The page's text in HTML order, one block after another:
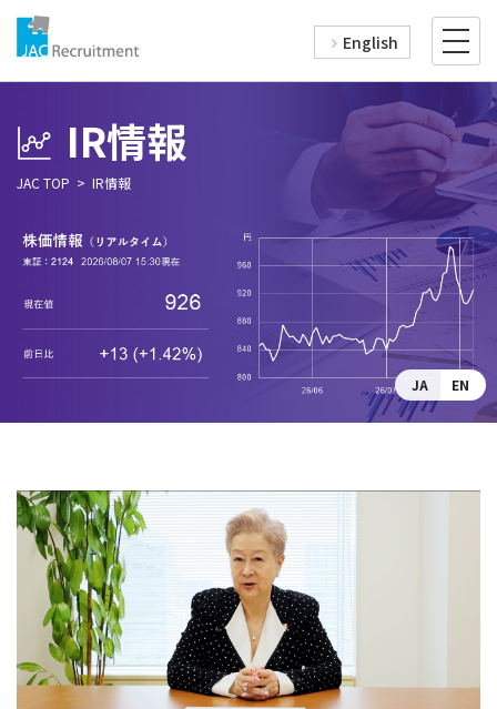
IR情報
JAC TOP IR情報
JA EN
English